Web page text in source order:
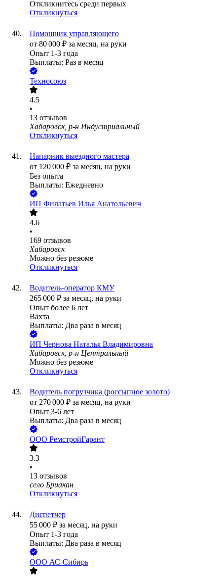
Откликнитесь среди первых
Откликнуться
Помощник управляющего
от 80 000 ₽ за месяц, на руки
Опыт 1-3 года
Выплаты: Раз в месяц
Техносоюз
4.5
•
13 отзывов
Хабаровск, р-н Индустриальный
Откликнуться
Напарник выездного мастера
от 120 000 ₽ за месяц, на руки
Без опыта
Выплаты: Ежедневно
ИП Филатьев Илья Анатольевич
4.6
•
169 отзывов
Хабаровск
Можно без резюме
Откликнуться
Водитель-оператор КМУ
265 000 ₽ за месяц, на руки
Опыт более 6 лет
Вахта
Выплаты: Два раза в месяц
ИП Чернова Наталья Владимировна
Хабаровск, р-н Центральный
Можно без резюме
Откликнуться
Водитель погрузчика (россыпное золото)
от 270 000 ₽ за месяц, на руки
Опыт 3-6 лет
Выплаты: Два раза в месяц
ООО РемстройГарант
3.3
•
13 отзывов
село Бриакан
Откликнуться
Диспетчер
55 000 ₽ за месяц, на руки
Опыт 1-3 года
Выплаты: Два раза в месяц
ООО АС-Сибирь